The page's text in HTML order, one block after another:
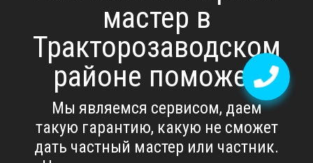
мастер в
Тракторозаводском
районе поможет
Мы являемся сервисом, даем
такую гарантию, какую не сможет
дать частный мастер или частник.